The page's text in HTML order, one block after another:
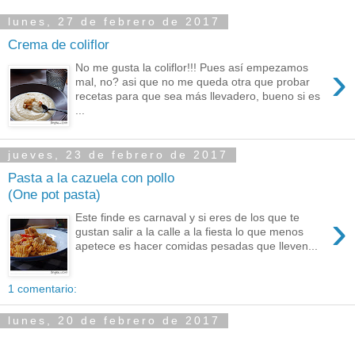
lunes, 27 de febrero de 2017
Crema de coliflor
›
No me gusta la coliflor!!! Pues así empezamos
mal, no? asi que no me queda otra que probar
recetas para que sea más llevadero, bueno si es
jueves, 23 de febrero de 2017
Pasta a la cazuela con pollo
(One pot pasta)
›
Este finde es carnaval y si eres de los que te
gustan salir a la calle a la fiesta lo que menos
apetece es hacer comidas pesadas que lleven...
1 comentario:
lunes, 20 de febrero de 2017